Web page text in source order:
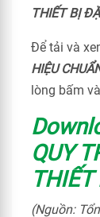
THIẾT BỊ
Để tải và
HIỆU
lòng bấm
QUY
(Nguồn: